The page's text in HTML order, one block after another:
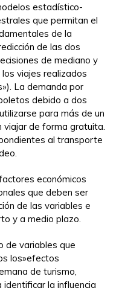
estadístico-
que permitan el
de la
de las dos
de mediano y
viajes realizados
La demanda por
debido a dos
para más de un
viajar de forma gratuita.
al transporte
económicos
que deben ser
de las variables e
y a medio plazo.
de variables que
los»efectos
de turismo,
identificar la influencia